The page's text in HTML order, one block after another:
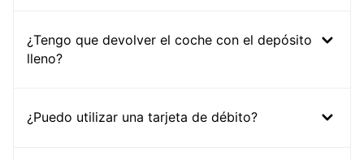
¿Tengo que devolver el coche con el depósito
lleno?
¿Puedo utilizar una tarjeta de débito?